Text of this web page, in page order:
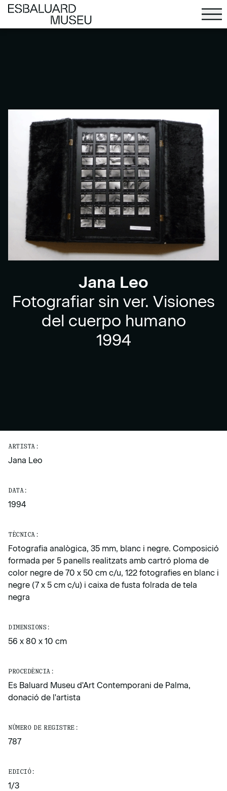
Jana Leo
Fotografiar sin ver. Visiones
del cuerpo humano
1994
ARTISTA:
Jana Leo
DATA:
1994
TÈCNICA:
Fotografia analògica, 35 mm, blanc i negre. Composició
formada per 5 panells realitzats amb cartró ploma de
color negre de 70 x 50 cm c/u, 122 fotografies en blanc i
negre (7 x 5 cm c/u) i caixa de fusta folrada de tela
negra
DIMENSIONS:
56 x 80 x 10 cm
PROCEDÈNCIA:
Es Baluard Museu d'Art Contemporani de Palma,
donació de l'artista
NÚMERO DE REGISTRE:
787
EDICIÓ:
1/3